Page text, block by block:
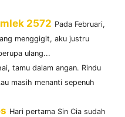
2572 Pada Februari,
menggigit, aku justru
ulang...
tamu dalam angan. Rindu
masih menanti sepenuh
Hari pertama Sin Cia sudah